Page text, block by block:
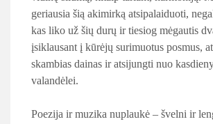
geriausia šią akimirką atsipalaiduoti,
kas liko už šių durų ir tiesiog mėgautis
įsiklausant į kūrėjų surimuotus posmus,
skambias dainas ir atsijungti nuo
valandėlei.
Poezija ir muzika nuplaukė – švelni ir